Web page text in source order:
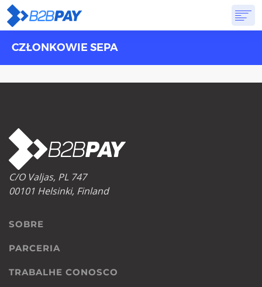
SOBRESOLUÇÕESBANCO VIRTUAL
CZŁONKOWIE SEPA
C/O Valjas, PL 747
00101 Helsinki, Finland
SOBRE
PARCERIA
TRABALHE CONOSCO